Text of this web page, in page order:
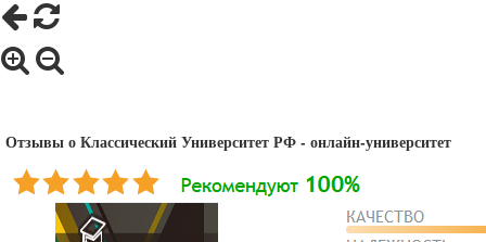
Отзывы о Классический Университет РФ - онлайн-университет